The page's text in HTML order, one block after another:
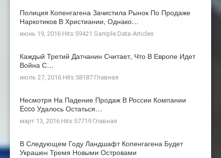
Полиция Копенгагена Зачистила Рынок По Продаже
Наркотиков В Христиании, Однако…
июнь 19, 2016 Hits:59421 Sample Data-Articles
Каждый Третий Датчанин Считает, Что В Европе Идет
Война С…
июль 27, 2016 Hits:58187 Главная
Несмотря На Падение Продаж В России Компании
Ecco Удалось Остаться…
март 13, 2016 Hits:57719 Главная
В Следующем Году Ландшафт Копенгагена Будет
Украшен Тремя Новыми Островами